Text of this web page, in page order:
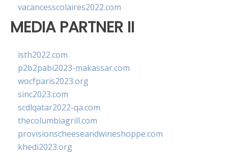
vacancesscolaires2022.com
MEDIA PARTNER II
isth2022.com
p2b2pabi2023-makassar.com
wocfparis2023.org
sinc2023.com
scdlqatar2022-qa.com
thecolumbiagrill.com
provisionscheeseandwineshoppe.com
khedi2023.org